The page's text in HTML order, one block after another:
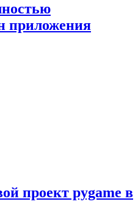
приложения
проект pygame в